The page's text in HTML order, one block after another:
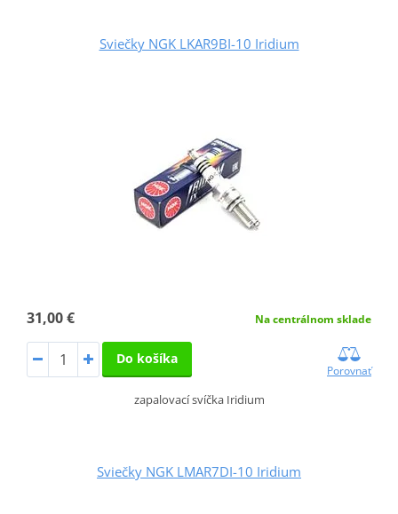
Sviečky NGK LKAR9BI-10 Iridium
31,00 € Na centrálnom sklade
Do košíka
Porovnať
zapalovací svíčka Iridium
Sviečky NGK LMAR7DI-10 Iridium